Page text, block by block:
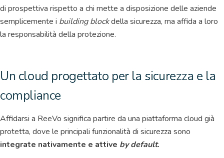
di prospettiva rispetto a chi mette a disposizione delle aziende
semplicemente i building blockdella sicurezza, ma affida a loro
la responsabilità della protezione.
Un cloud progettato per la sicurezza e la
compliance
Affidarsi a ReeVo significa partire da una piattaforma cloud già
protetta, dove le principali funzionalità di sicurezza sono
integrate nativamente e attive by default.